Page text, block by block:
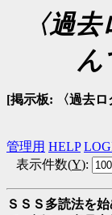
〈過
ん
[掲示板: 〈過去
管理用 HELP
表示件数(Y):
ＳＳＳ多読法を